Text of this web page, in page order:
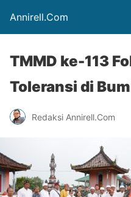
Annirell.Com
TMMD ke-113
Toleransi di
Redaksi Annirell.Com